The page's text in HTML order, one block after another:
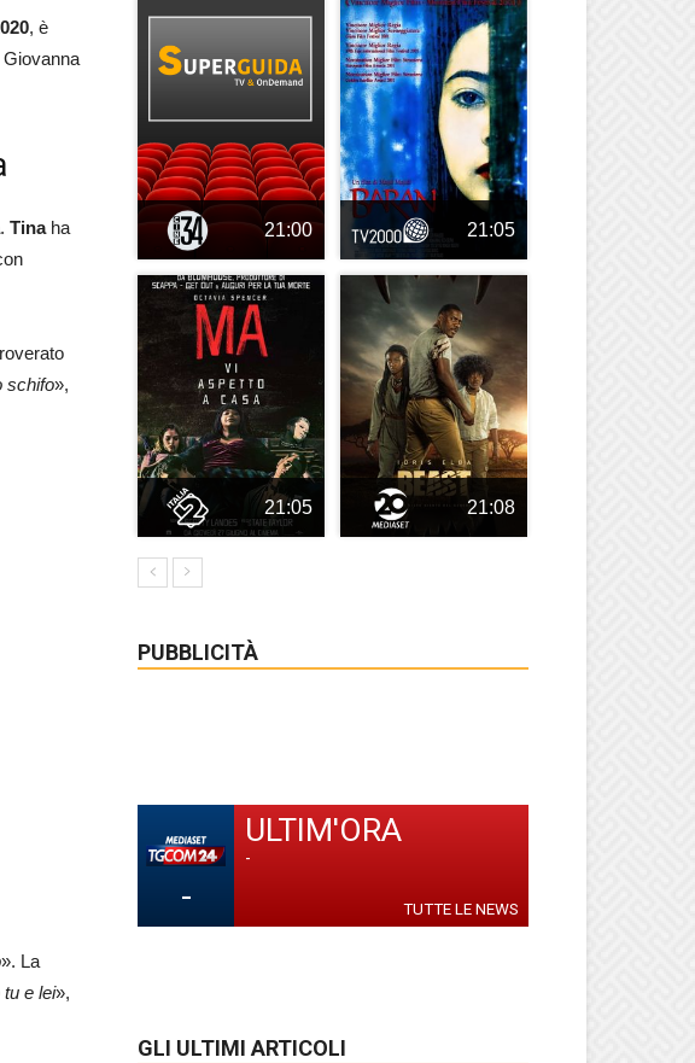
, è
. Tinaha
schifo»,
». La
tu e lei»,
21:00 21:05
21:05 21:08
PUBBLICITÀ
-
ULTIM'ORA
-
TUTTE LE NEWS
GLI ULTIMI ARTICOLI